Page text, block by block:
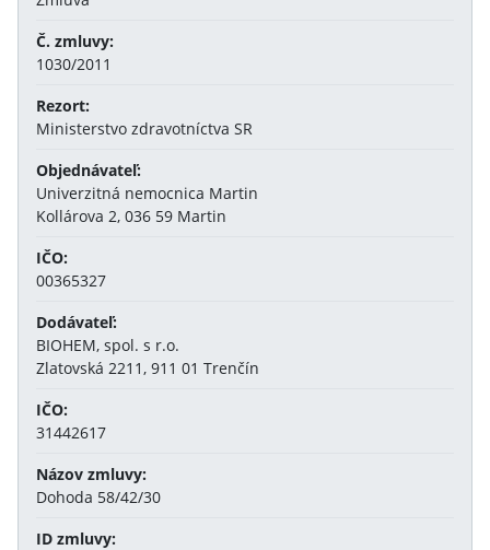
Č. zmluvy:
1030/2011
Rezort:
Ministerstvo zdravotníctva SR
Objednávateľ:
Univerzitná nemocnica Martin
Kollárova 2, 036 59 Martin
IČO:
00365327
Dodávateľ:
BIOHEM, spol. s r.o.
Zlatovská 2211, 911 01 Trenčín
IČO:
31442617
Názov zmluvy:
Dohoda 58/42/30
ID zmluvy: